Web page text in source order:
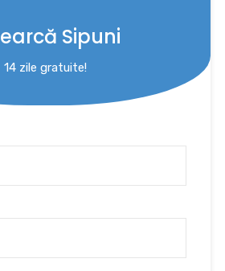
Sipuni
14 zile gratuite!